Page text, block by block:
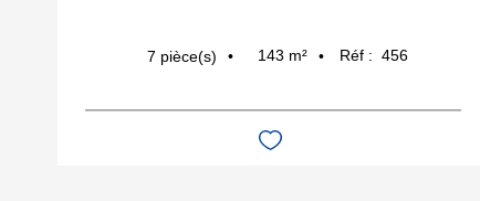
7 pièce(s) 143 m² Réf : 456